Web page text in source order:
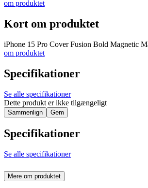
om produktet
Kort om produktet
iPhone 15 Pro Cover Fusion Bold Magnetic
om produktet
Specifikationer
Se alle specifikationer
Dette produkt er ikke tilgængeligt
Sammenlign Gem
Specifikationer
Se alle specifikationer
Mere om produktet